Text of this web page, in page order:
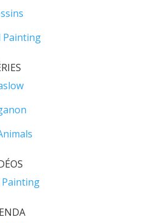
Painting
Painting